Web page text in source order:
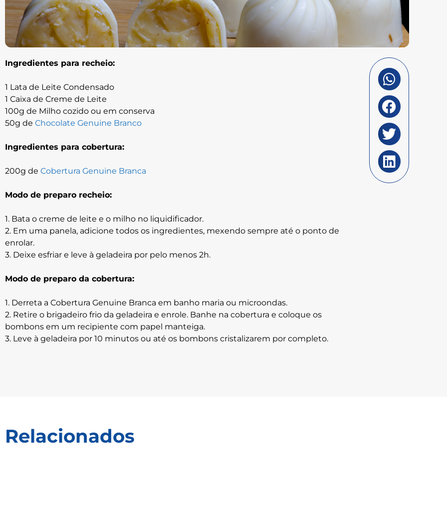
Ingredientes para recheio:
1 Lata de Leite Condensado
1 Caixa de Creme de Leite
100g de Milho cozido ou em conserva
50g de Chocolate Genuine Branco
Ingredientes para cobertura:
200g de Cobertura Genuine Branca
Modo de preparo recheio:
1. Bata o creme de leite e o milho no liquidificador.
2. Em uma panela, adicione todos os ingredientes, mexendo sempre até o ponto de
enrolar.
3. Deixe esfriar e leve à geladeira por pelo menos 2h.
Modo de preparo da cobertura:
1. Derreta a Cobertura Genuine Branca em banho maria ou microondas.
2. Retire o brigadeiro frio da geladeira e enrole. Banhe na cobertura e coloque os
bombons em um recipiente com papel manteiga.
3. Leve à geladeira por 10 minutos ou até os bombons cristalizarem por completo.
Relacionados